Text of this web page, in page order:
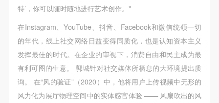
特’，你可以随时随地进行艺术创作。"
在Instagram、YouTube、抖音、Facebook和微信统领一切
的年代，线上社交网络日益变得同质化，也是认知资本主义
发挥最佳的时代。在企业的审视下，消费自由和民主成为最
有利可图的生意。 郭城针对社交媒体所栖息的大环境提出质
询。 在“风的验证”（2020）中，他将用户上传视频中无形的
风力化为展厅物理空间中的实体感官体验 —— 风扇吹出的风